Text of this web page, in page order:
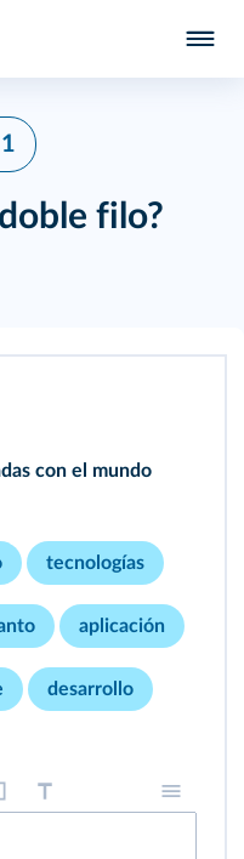
filo?
con el mundo
tecnologías
aplicación
desarrollo